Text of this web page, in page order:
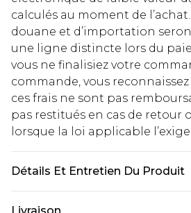
calculés au moment de
douane et d’importation
une ligne distincte lors du
vous ne finalisiez votre
commande, vous
ces frais ne sont pas
pas restitués en cas de retour
lorsque la loi applicable l’exige.
Détails Et Entretien Du Produit